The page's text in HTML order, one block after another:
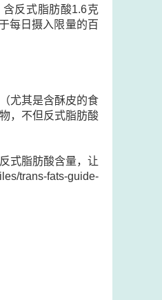
反式脂肪酸1.6克
每日摄入限量的百
尤其是含酥皮的食
，不但反式脂肪酸
式脂肪酸含量，让
trans-fats-guide-